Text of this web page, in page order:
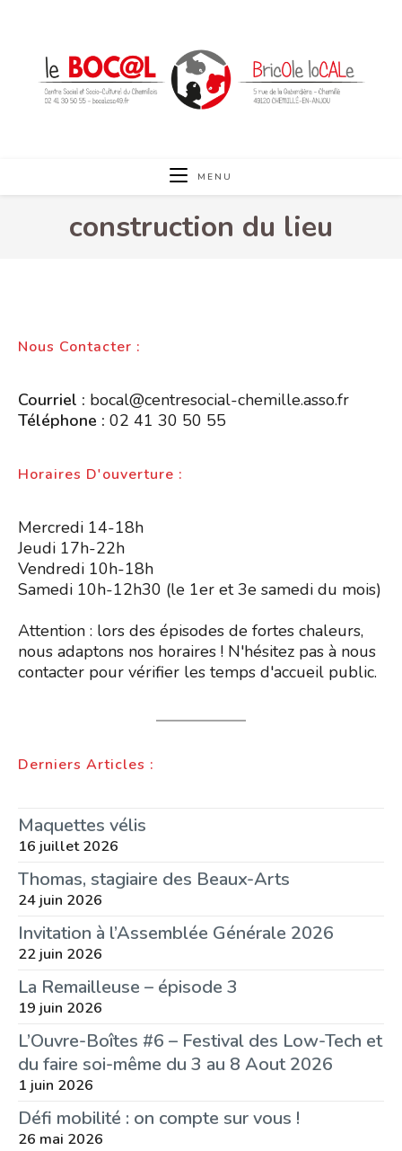
MENU
construction du lieu
Nous Contacter :
Courriel : bocal@centresocial-chemille.asso.fr
Téléphone : 02 41 30 50 55
Horaires D'ouverture :
Mercredi 14-18h
Jeudi 17h-22h
Vendredi 10h-18h
Samedi 10h-12h30 (le 1er et 3e samedi du mois)
Attention : lors des épisodes de fortes chaleurs,
nous adaptons nos horaires ! N'hésitez pas à nous
contacter pour vérifier les temps d'accueil public.
Derniers Articles :
Maquettes vélis
16 juillet 2026
Thomas, stagiaire des Beaux-Arts
24 juin 2026
Invitation à l’Assemblée Générale 2026
22 juin 2026
La Remailleuse – épisode 3
19 juin 2026
L’Ouvre-Boîtes #6 – Festival des Low-Tech et
du faire soi-même du 3 au 8 Aout 2026
1 juin 2026
Défi mobilité : on compte sur vous !
26 mai 2026